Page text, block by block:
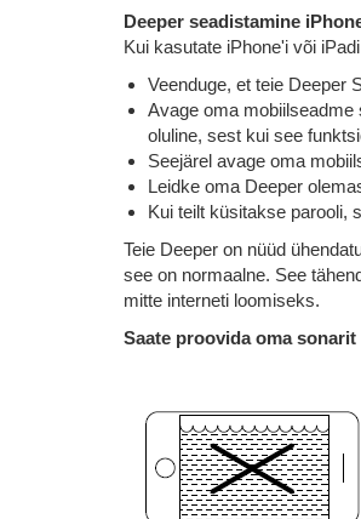
Deeper seadistamine
Kui kasutate iPhone'i või
Veenduge, et teie Deeper
Avage oma mobiilseadme
oluline, sest kui see
Seejärel avage oma
Leidke oma Deeper
Kui teilt küsitakse parooli,
Teie Deeper on nüüd
see on normaalne. See
mitte interneti loomiseks.
Saate proovida oma